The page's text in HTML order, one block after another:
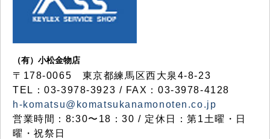
（有）小松金物店
〒178-0065 東京都練馬区西大泉4-8-23
TEL：03-3978-3923 / FAX：03-3978-4128
h-komatsu@komatsukanamonoten.co.jp
営業時間：8:30〜18：30 / 定休日：第1土曜・日
曜・祝祭日